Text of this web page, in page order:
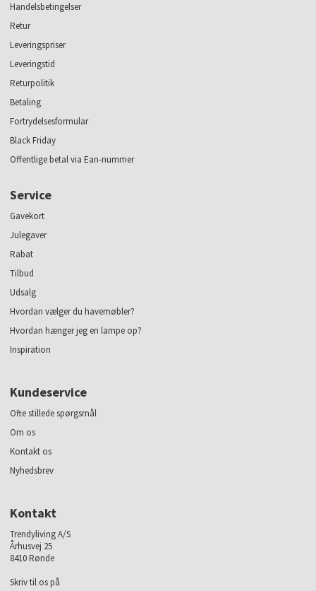
Handelsbetingelser
Retur
Leveringspriser
Leveringstid
Returpolitik
Betaling
Fortrydelsesformular
Black Friday
Offentlige betal via Ean-nummer
Service
Gavekort
Julegaver
Rabat
Tilbud
Udsalg
Hvordan vælger du havemøbler?
Hvordan hænger jeg en lampe op?
Inspiration
Kundeservice
Ofte stillede spørgsmål
Om os
Kontakt os
Nyhedsbrev
Kontakt
Trendyliving A/S
Århusvej 25
8410 Rønde
Skriv til os på